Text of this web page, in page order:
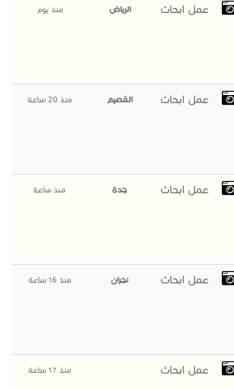
عمل ابحاث الرياض منذ يوم
عمل ابحاث القصيم منذ 20 ساعة
عمل ابحاث جدة منذ ساعة
عمل ابحاث نجران منذ 16 ساعة
عمل ابحاث منذ 17 ساعة